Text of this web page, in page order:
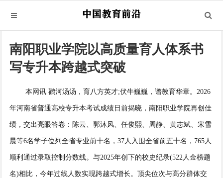
南阳职业学院以高质量育人体系书
写专升本跨越式突破
本网讯 鹳河汤汤，育八方英才;伏牛巍巍，谱教育华章。2026
年河南省普通高校专升本考试成绩日前揭晓，南阳职业学院再创佳
绩，交出亮眼答卷：陈云、郭沐风、任俊熙、周静、黄志斌、宋雪
晨等6名学子位列全省专业前十名，37人入围全省前五十名，765人
顺利通过录取控制分数线。与2025年创下的校史纪录(522人金榜题
名)相比，今年过线人数实现跨越式增长。顶尖位次与高分群体交